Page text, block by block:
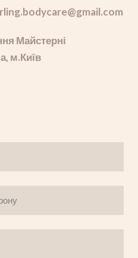
@gmail.com
Майстерні
м.Київ